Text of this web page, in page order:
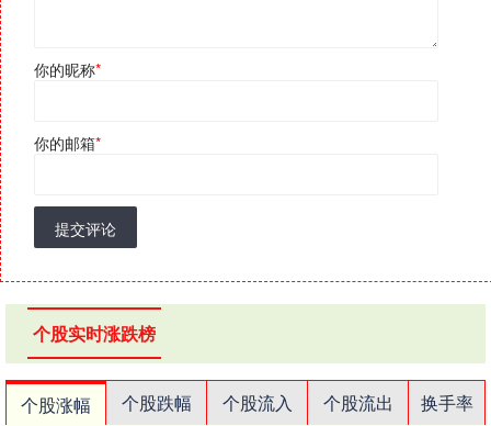
你的昵称*
你的邮箱*
提交评论
个股实时涨跌榜
个股涨幅 个股跌幅 个股流入 个股流出
换手率